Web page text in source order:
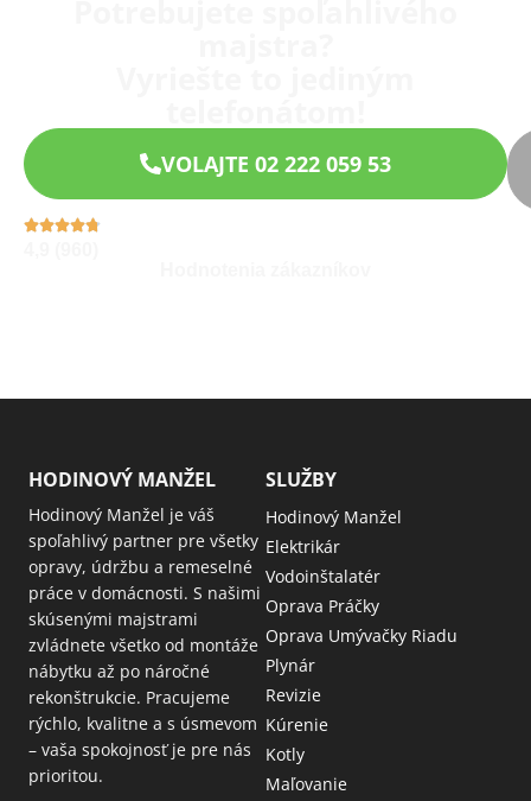
VOLAJTE 02 222 059 53
HODINOVÝ MANŽEL
Hodinový Manžel je váš
spoľahlivý partner pre všetky
opravy, údržbu a remeselné
práce v domácnosti. S našimi
skúsenými majstrami
zvládnete všetko od montáže
nábytku až po náročné
rekonštrukcie. Pracujeme
rýchlo, kvalitne a s úsmevom
– vaša spokojnosť je pre nás
prioritou.
SLUŽBY
Hodinový Manžel
Elektrikár
Vodoinštalatér
Oprava Práčky
Oprava Umývačky Riadu
Plynár
Revizie
Kúrenie
Kotly
Maľovanie